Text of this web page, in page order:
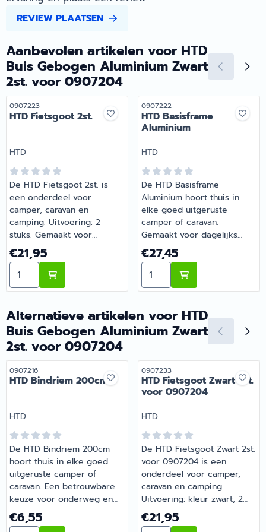
REVIEW PLAATSEN
Aanbevolen artikelen voor HTD
Buis Gebogen Aluminium Zwart
2st. voor 0907204
Artikelnummer
0907223
HTD Fietsgoot 2st.
Merk:
HTD
De HTD Fietsgoot 2st. is
een onderdeel voor
camper, caravan en
camping. Uitvoering: 2
stuks. Gemaakt voor
dagelijks gebruik tijdens je
vakanties en weekendtrips.
Bij Barsema Recreatie,
specialist in camper- en
het juiste artikel met
persoonlijk advies.
Prijs: 21,95
€21,95
Aantal kiezen voor HTD Fietsgoot 2st.
Artikelnummer
0907222
HTD Basisframe
Aluminium
Merk:
HTD
De HTD Basisframe
Aluminium hoort thuis in
elke goed uitgeruste
camper of caravan.
Gemaakt voor dagelijks
gebruik tijdens je vakanties
en weekendtrips. Heb je
vragen over de juiste
keuze? Barsema Recreatie
Prijs: 27,45
€27,45
Aantal kiezen voor HTD
Alternatieve artikelen voor HTD
Buis Gebogen Aluminium Zwart
2st. voor 0907204
Artikelnummer
0907216
HTD Bindriem 200cm
Merk:
HTD
De HTD Bindriem 200cm
hoort thuis in elke goed
uitgeruste camper of
caravan. Een betrouwbare
keuze voor onderweg en
op de camping. Heb je
vragen over de juiste
Prijs: 6,55
€6,55
Artikelnummer
0907233
HTD Fietsgoot Zwart 2st.
voor 0907204
Merk:
HTD
De HTD Fietsgoot Zwart 2st.
voor 0907204 is een
onderdeel voor camper,
caravan en camping.
Uitvoering: kleur zwart, 2
stuks. Een slimme aanvulling
op de uitrusting van je
Prijs: 21,95
€21,95